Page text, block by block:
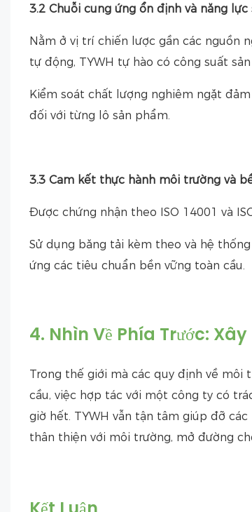
3.2 Chuỗi cung ứng ổn định và năng
Nằm ở vị trí chiến lược gần các nguồn
tự động, TYWH tự hào có công suất
Kiểm soát chất lượng nghiêm ngặt
đối với từng lô sản phẩm.
3.3 Cam kết thực hành môi trường và
Được chứng nhận theo ISO 14001 và
Sử dụng băng tải kèm theo và hệ
ứng các tiêu chuẩn bền vững toàn cầu.
4. Nhìn Về Phía Trước:
Trong thế giới mà các quy định về môi
cầu, việc hợp tác với một công ty có
giờ hết. TYWH vẫn tận tâm giúp đỡ
thân thiện với môi trường, mở đường